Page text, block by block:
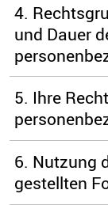
4.
und Dauer
5. Ihre
6. Nutzung
gestellten